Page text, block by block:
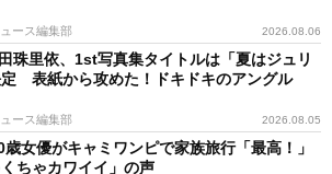
ース編集部 2026.08.06
珠里依、1st写真集タイトルは「夏はジュリ
表紙から攻めた！ドキドキのアングル
ース編集部 2026.08.05
女優がキャミワンピで家族旅行「最高！」
くちゃカワイイ」の声